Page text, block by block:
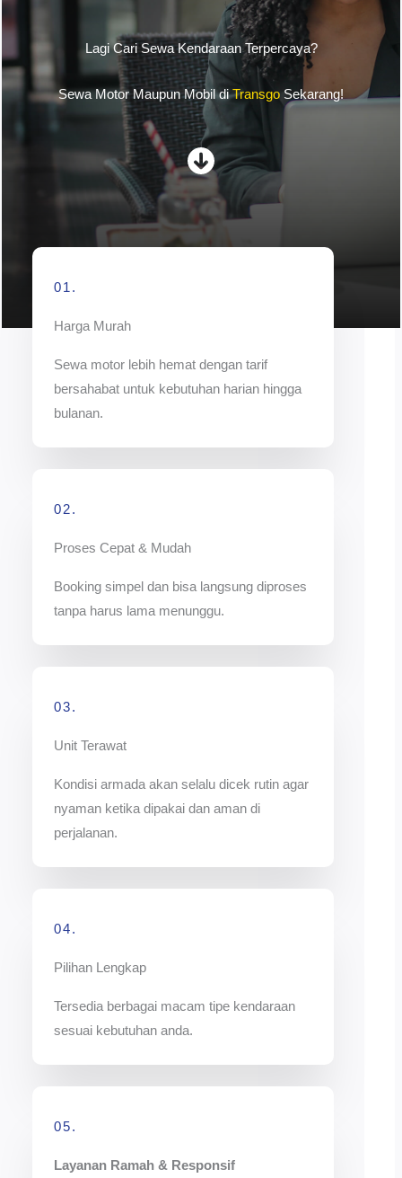
Lagi Cari Sewa Kendaraan Terpercaya?
Sewa Motor Maupun Mobil diTransgo Sekarang!
01.
Harga Murah
Sewa motor lebih hemat dengan tarif
bersahabat untuk kebutuhan harian hingga
bulanan.
02.
Proses Cepat & Mudah
Booking simpel dan bisa langsung diproses
tanpa harus lama menunggu.
03.
Unit Terawat
Kondisi armada akan selalu dicek rutin agar
nyaman ketika dipakai dan aman di
perjalanan.
04.
Pilihan Lengkap
Tersedia berbagai macam tipe kendaraan
sesuai kebutuhan anda.
05.
Layanan Ramah & Responsif